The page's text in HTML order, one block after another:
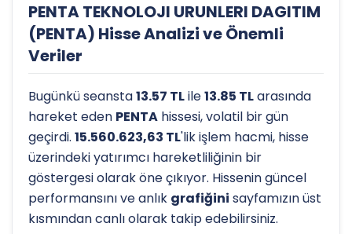
PENTA TEKNOLOJI URUNLERI DAGITIM
(PENTA) Hisse Analizi ve Önemli
Veriler
Bugünkü seansta13.57 TLile13.85 TLarasında
hareket eden PENTA hissesi, volatil bir gün
geçirdi. 15.560.623,63 TL'lik işlem hacmi, hisse
üzerindeki yatırımcı hareketliliğinin bir
göstergesi olarak öne çıkıyor. Hissenin güncel
performansını ve anlık grafiğini sayfamızın üst
kısmından canlı olarak takip edebilirsiniz.